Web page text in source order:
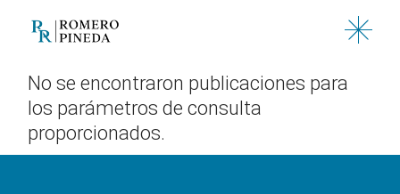
contenido
No se encontraron publicaciones para
los parámetros de consulta
proporcionados.